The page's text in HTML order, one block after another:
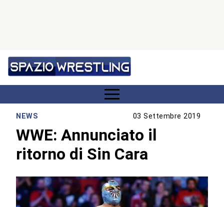
NEWS 03 Settembre 2019
WWE: Annunciato il
ritorno di Sin Cara